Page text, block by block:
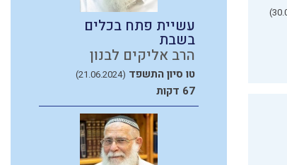
עשיית פתח בכלים
בשבת
הרב אליקים לבנון
טו סיון התשפד (21.06.2024)
67 דקות